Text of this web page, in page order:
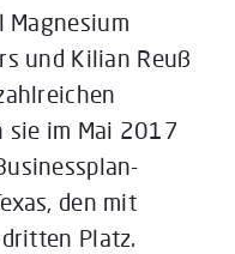
Magnesium
und Kilian Reuß
sie im Mai 2017
den mit
Platz.